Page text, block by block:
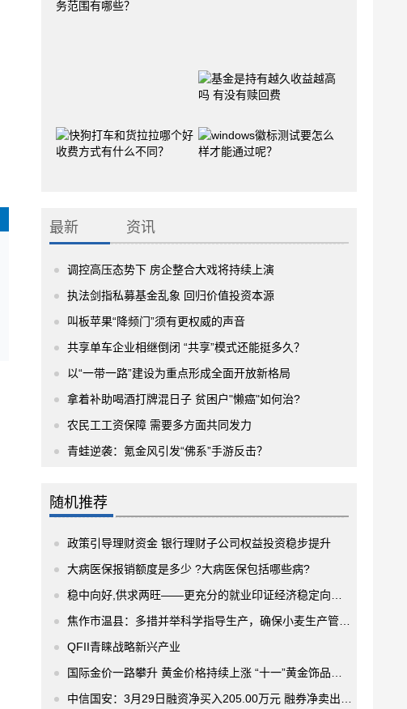
最新 资讯
调控高压态势下 房企整合大戏将持续上演
执法剑指私募基金乱象 回归价值投资本源
叫板苹果“降频门”须有更权威的声音
共享单车企业相继倒闭 “共享”模式还能挺多久？
以“一带一路”建设为重点形成全面开放新格局
拿着补助喝酒打牌混日子 贫困户"懒癌"如何治?
农民工工资保障 需要多方面共同发力
青蛙逆袭：氪金风引发“佛系”手游反击？
随机推荐
政策引导理财资金 银行理财子公司权益投资稳步提升
大病医保报销额度是多少 ?大病医保包括哪些病?
稳中向好,供求两旺——更充分的就业印证经济稳定向好态势
焦作市温县：多措并举科学指导生产，确保小麦生产管理有序进行
QFII青睐战略新兴产业
国际金价一路攀升 黄金价格持续上涨 “十一”黄金饰品销售火爆
中信国安：3月29日融资净买入205.00万元 融券净卖出6.38万股